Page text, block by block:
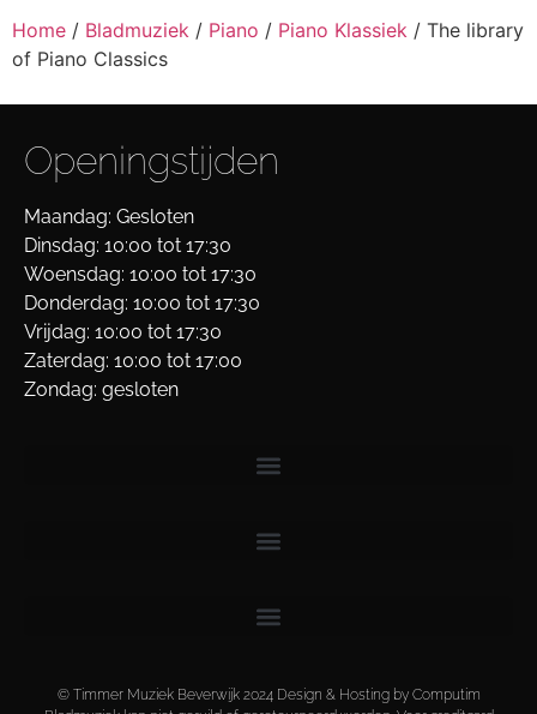
Home / Bladmuziek / Piano / Piano Klassiek / The library
of Piano Classics
Openingstijden
Maandag: Gesloten
Dinsdag: 10:00 tot 17:30
Woensdag: 10:00 tot 17:30
Donderdag: 10:00 tot 17:30
Vrijdag: 10:00 tot 17:30
Zaterdag: 10:00 tot 17:00
Zondag: gesloten
© Timmer Muziek Beverwijk 2024 Design & Hosting by Computim